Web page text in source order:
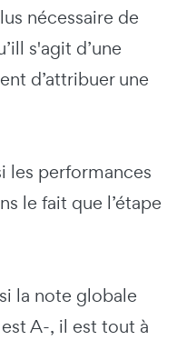
nécessaire de
s'agit d’une
d’attribuer une
les performances
le fait que l’étape
la note globale
A-, il est tout à